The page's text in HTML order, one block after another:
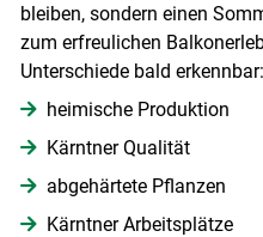
bleiben, sondern einen
zum erfreulichen
Unterschiede bald erkennbar:
heimische Produktion
Kärntner Qualität
abgehärtete Pflanzen
Kärntner Arbeitsplätze